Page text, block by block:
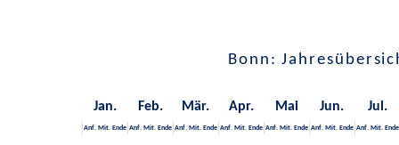
Bonn:
Jan. Feb. Mär. Apr. Mai Jun. Jul.
Anf. Mit. Ende Anf. Mit. Ende Anf. Mit. Ende Anf. Mit. Ende Anf. Mit. Ende Anf. Mit. Ende Anf. Mit. Ende